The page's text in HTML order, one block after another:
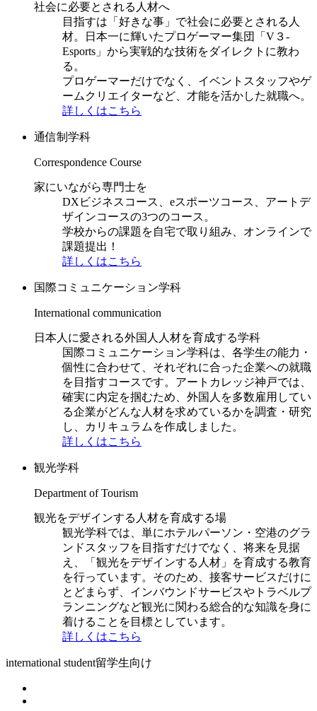
社会に必要とされる人材へ
目指すは「好きな事」で社会に必要とされる人
材。日本一に輝いたプロゲーマー集団「V３-
Esports」から実戦的な技術をダイレクトに教わ
る。
プロゲーマーだけでなく、イベントスタッフやゲ
ームクリエイターなど、才能を活かした就職へ。
詳しくはこちら
通信制学科
Correspondence Course
家にいながら専門士を
DXビジネスコース、eスポーツコース、アートデ
ザインコースの3つのコース。
学校からの課題を自宅で取り組み、オンラインで
課題提出！
詳しくはこちら
国際コミュニケーション学科
International communication
日本人に愛される外国人人材を育成する学科
国際コミュニケーション学科は、各学生の能力・
個性に合わせて、それぞれに合った企業への就職
を目指すコースです。アートカレッジ神戸では、
確実に内定を掴むため、外国人を多数雇用してい
る企業がどんな人材を求めているかを調査・研究
し、カリキュラムを作成しました。
詳しくはこちら
観光学科
Department of Tourism
観光をデザインする人材を育成する場
観光学科では、単にホテルパーソン・空港のグラ
ンドスタッフを目指すだけでなく、将来を見据
え、「観光をデザインする人材」を育成する教育
を行っています。そのため、接客サービスだけに
とどまらず、インバウンドサービスやトラベルプ
ランニングなど観光に関わる総合的な知識を身に
着けることを目標としています。
詳しくはこちら
international student留学生向け